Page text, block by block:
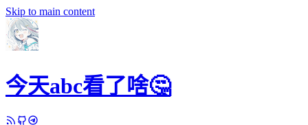
Skip to main content
今天abc看了啥🤔